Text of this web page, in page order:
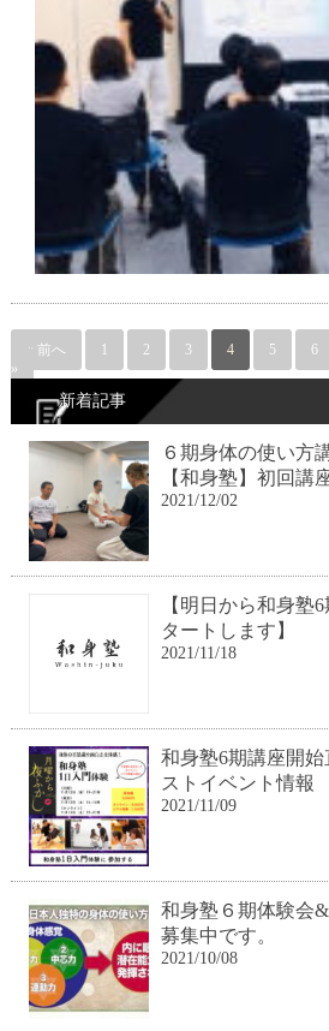
« 前へ 1 2 3 4 5 6
»
新着記事
６期身体の使い方
【和身塾】初回講
2021/12/02
【明日から和身塾6
タートします】
2021/11/18
和身塾6期講座開始
ストイベント情報
2021/11/09
和身塾６期体験会
募集中です。
2021/10/08